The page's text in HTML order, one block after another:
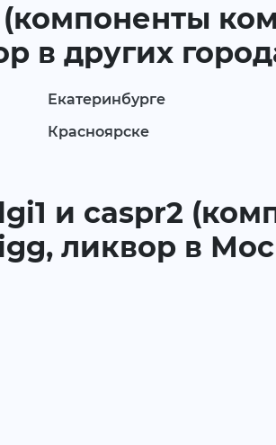
(компоненты
в других
Екатеринбурге
Красноярске
и caspr2
ликвор в